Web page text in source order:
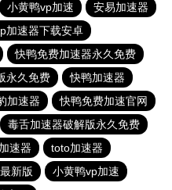
小黄鸭vp加速
安易加速器
加速器下载安卓
快鸭免费加速器永久免费
永久免费
快鸭加速器
加速器
快鸭免费加速官网
毒舌加速器破解版永久免费
速器
toto加速器
新版
小黄鸭vp加速